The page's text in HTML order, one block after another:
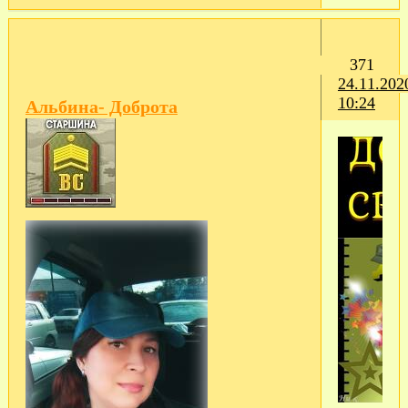
371
10:24
Альбина- Доброта